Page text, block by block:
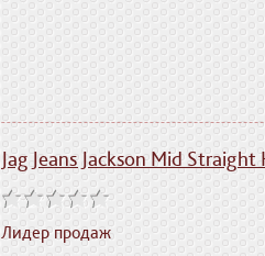
Jag Jeans Jackson Mid
Лидер продаж